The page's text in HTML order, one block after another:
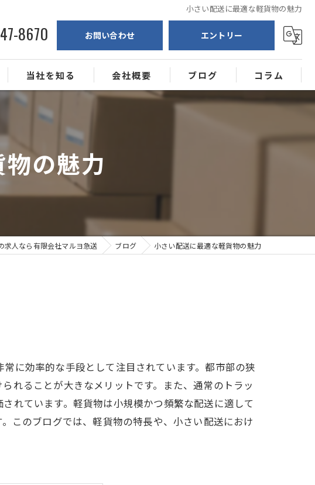
小さい配送に最適な軽貨物の魅力
8670 お問い合わせ エントリー
当社を知る
ルート配送
業務委託
正社員
会社概要 ブログ コラム
の魅力
求人なら有限会社マルヨ急送 ブログ 小さい配送に最適な軽貨物の魅力
に効率的な手段として注目されています。都市部の狭
れることが大きなメリットです。また、通常のトラッ
れています。軽貨物は小規模かつ頻繁な配送に適して
このブログでは、軽貨物の特長や、小さい配送におけ